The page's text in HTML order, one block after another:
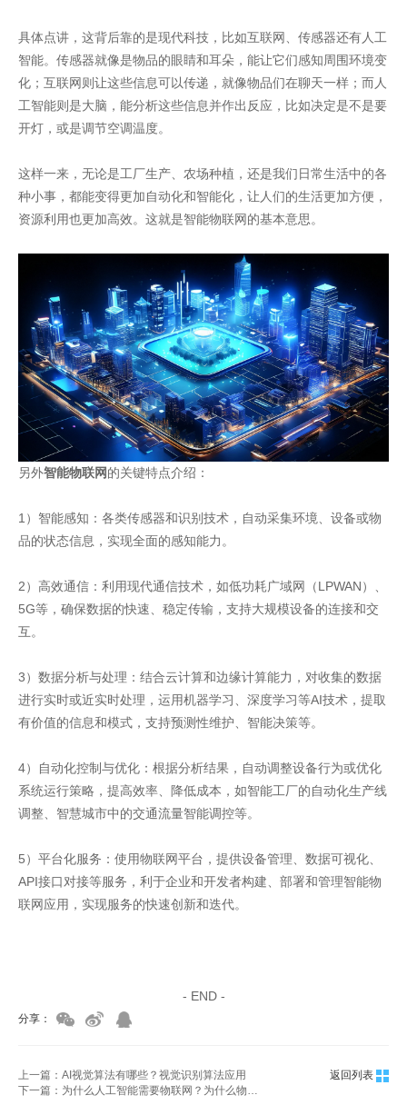
具体点讲，这背后靠的是现代科技，比如互联网、传感器还有人工
智能。传感器就像是物品的眼睛和耳朵，能让它们感知周围环境变
化；互联网则让这些信息可以传递，就像物品们在聊天一样；而人
工智能则是大脑，能分析这些信息并作出反应，比如决定是不是要
开灯，或是调节空调温度。
这样一来，无论是工厂生产、农场种植，还是我们日常生活中的各
种小事，都能变得更加自动化和智能化，让人们的生活更加方便，
资源利用也更加高效。这就是智能物联网的基本意思。
另外智能物联网的关键特点介绍：
1）智能感知：各类传感器和识别技术，自动采集环境、设备或物
品的状态信息，实现全面的感知能力。
2）高效通信：利用现代通信技术，如低功耗广域网（LPWAN）、
5G等，确保数据的快速、稳定传输，支持大规模设备的连接和交
互。
3）数据分析与处理：结合云计算和边缘计算能力，对收集的数据
进行实时或近实时处理，运用机器学习、深度学习等AI技术，提取
有价值的信息和模式，支持预测性维护、智能决策等。
4）自动化控制与优化：根据分析结果，自动调整设备行为或优化
系统运行策略，提高效率、降低成本，如智能工厂的自动化生产线
调整、智慧城市中的交通流量智能调控等。
5）平台化服务：使用物联网平台，提供设备管理、数据可视化、
API接口对接等服务，利于企业和开发者构建、部署和管理智能物
联网应用，实现服务的快速创新和迭代。
- END -
分享：
上一篇：AI视觉算法有哪些？视觉识别算法应用
返回列表
下一篇：为什么人工智能需要物联网？为什么物联网的提升离不开人工智能？